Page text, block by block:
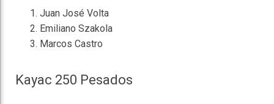
Juan José Volta
Emiliano Szakola
Marcos Castro
Kayac 250 Pesados